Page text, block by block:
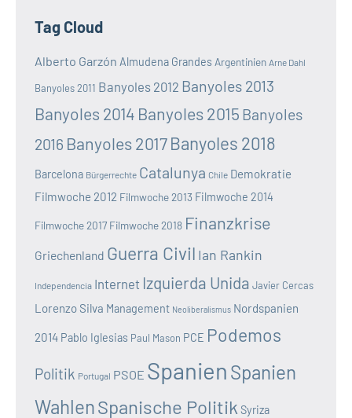
Tag Cloud
Alberto Garzón Almudena Grandes Argentinien Arne Dahl
Banyoles 2011 Banyoles 2012 Banyoles 2013
Banyoles 2014 Banyoles 2015 Banyoles
2016 Banyoles 2017 Banyoles 2018
Barcelona Bürgerrechte Catalunya Chile Demokratie
Filmwoche 2012 Filmwoche 2013 Filmwoche 2014
Filmwoche 2017 Filmwoche 2018 Finanzkrise
Griechenland Guerra Civil Ian Rankin
Independencia Internet Izquierda Unida Javier Cercas
Lorenzo Silva Management Neoliberalismus Nordspanien
2014 Pablo Iglesias Paul Mason PCE Podemos
Politik Portugal PSOE Spanien Spanien
WahlenSpanische Politik Syriza